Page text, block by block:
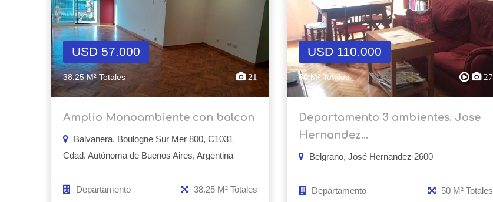
USD 57.000
38.25 M² Totales 21
Amplio Monoambiente con balcon
Balvanera, Boulogne Sur Mer 800, C1031
Cdad. Autónoma de Buenos Aires, Argentina
Departamento 38.25 M² Totales
USD 110.000
50 M² Totales 27
Departamento 3 ambientes. Jose
Hernandez...
Belgrano, José Hernandez 2600
Departamento 50 M² Totales